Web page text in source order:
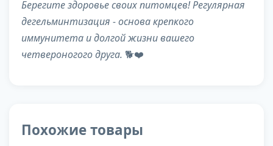
Берегите здоровье своих питомцев! Регулярная
дегельминтизация - основа крепкого
иммунитета и долгой жизни вашего
четвероногого друга. 🐕❤️
Похожие товары